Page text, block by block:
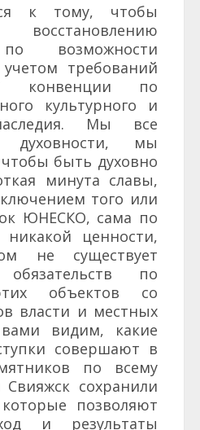
к тому, чтобы
возможности
требований
конвенции по
культурного и
Мы все
духовности, мы
быть духовно
минута славы,
того или
ЮНЕСКО, сама по
ценности,
не существует
обязательств по
объектов со
власти и местных
видим, какие
совершают в
по всему
сохранили
позволяют
и результаты